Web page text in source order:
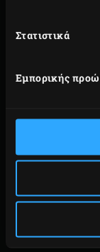
Στατιστικά
Εμπορικής
οφείλεται στην
Αποτελείται
περνά από μια
θερμοκρασία.
εύκολα τις
αντανακλά τη